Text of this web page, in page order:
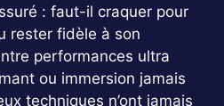
: faut-il craquer pour
rester fidèle à son
performances ultra
ou immersion jamais
techniques n’ont jamais